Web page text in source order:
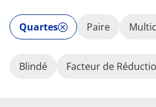
Quartes Paire
Blindé Facteur de